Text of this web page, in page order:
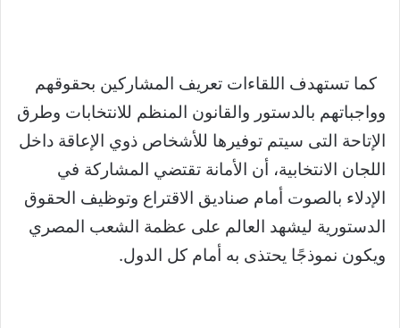
كما تستهدف اللقاءات تعريف المشاركين بحقوقهم
وواجباتهم بالدستور والقانون المنظم للانتخابات وطرق
الإتاحة التى سيتم توفيرها للأشخاص ذوي الإعاقة داخل
اللجان الانتخابية، أن الأمانة تقتضي المشاركة في
الإدلاء بالصوت أمام صناديق الاقتراع وتوظيف الحقوق
الدستورية ليشهد العالم على عظمة الشعب المصري
ويكون نموذجًا يحتذى به أمام كل الدول.